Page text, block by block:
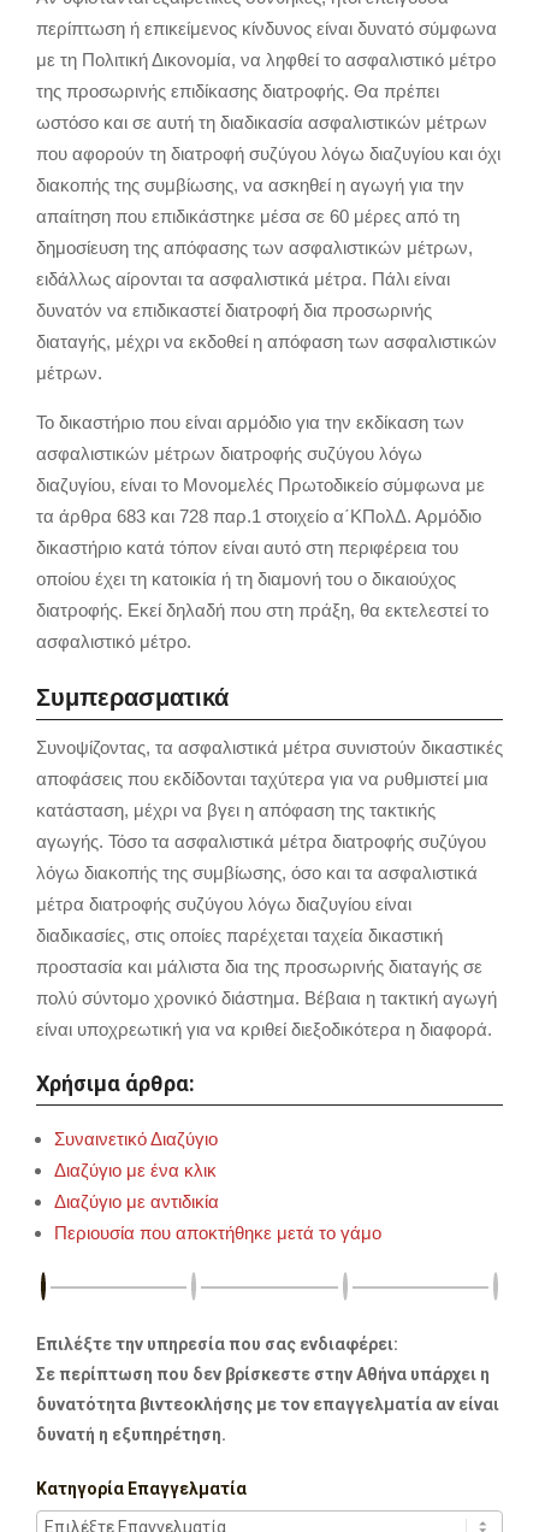
περίπτωση ή επικείμενος κίνδυνος είναι δυνατό σύμφωνα
με τη Πολιτική Δικονομία, να ληφθεί το ασφαλιστικό μέτρο
της προσωρινής επιδίκασης διατροφής. Θα πρέπει
ωστόσο και σε αυτή τη διαδικασία ασφαλιστικών μέτρων
που αφορούν τη διατροφή συζύγου λόγω διαζυγίου και όχι
διακοπής της συμβίωσης, να ασκηθεί η αγωγή για την
απαίτηση που επιδικάστηκε μέσα σε 60 μέρες από τη
δημοσίευση της απόφασης των ασφαλιστικών μέτρων,
ειδάλλως αίρονται τα ασφαλιστικά μέτρα. Πάλι είναι
δυνατόν να επιδικαστεί διατροφή δια προσωρινής
διαταγής, μέχρι να εκδοθεί η απόφαση των ασφαλιστικών
μέτρων.
Το δικαστήριο που είναι αρμόδιο για την εκδίκαση των
ασφαλιστικών μέτρων διατροφής συζύγου λόγω
διαζυγίου, είναι το Μονομελές Πρωτοδικείο σύμφωνα με
τα άρθρα 683 και 728 παρ.1 στοιχείο α΄ΚΠολΔ. Αρμόδιο
δικαστήριο κατά τόπον είναι αυτό στη περιφέρεια του
οποίου έχει τη κατοικία ή τη διαμονή του ο δικαιούχος
διατροφής. Εκεί δηλαδή που στη πράξη, θα εκτελεστεί το
ασφαλιστικό μέτρο.
Συμπερασματικά
Συνοψίζοντας, τα ασφαλιστικά μέτρα συνιστούν δικαστικές
αποφάσεις που εκδίδονται ταχύτερα για να ρυθμιστεί μια
κατάσταση, μέχρι να βγει η απόφαση της τακτικής
αγωγής. Τόσο τα ασφαλιστικά μέτρα διατροφής συζύγου
λόγω διακοπής της συμβίωσης, όσο και τα ασφαλιστικά
μέτρα διατροφής συζύγου λόγω διαζυγίου είναι
διαδικασίες, στις οποίες παρέχεται ταχεία δικαστική
προστασία και μάλιστα δια της προσωρινής διαταγής σε
πολύ σύντομο χρονικό διάστημα. Βέβαια η τακτική αγωγή
είναι υποχρεωτική για να κριθεί διεξοδικότερα η διαφορά.
Χρήσιμα άρθρα:
Συναινετικό Διαζύγιο
Διαζύγιο με ένα κλικ
Διαζύγιο με αντιδικία
Περιουσία που αποκτήθηκε μετά το γάμο
Επιλέξτε την υπηρεσία που σας ενδιαφέρει:
Σε περίπτωση που δεν βρίσκεστε στην Αθήνα υπάρχει η
δυνατότητα βιντεοκλήσης με τον επαγγελματία αν είναι
δυνατή η εξυπηρέτηση.
Κατηγορία Επαγγελματία